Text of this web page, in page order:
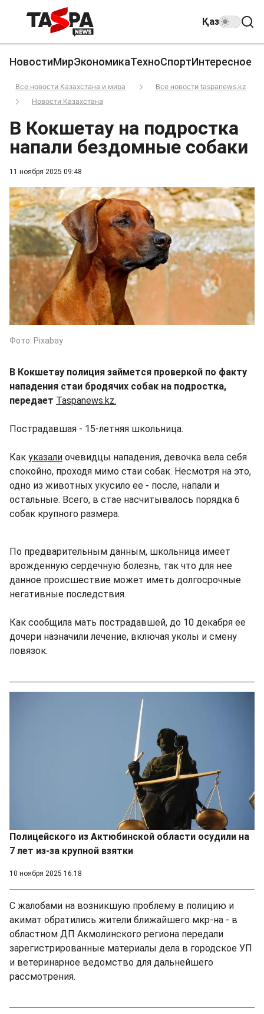
Қаз
НовостиМирЭкономикаТехноСпортИнтересное
Все новости Казахстана и мира
Все новости taspanews.kz
Новости Казахстана
11 ноября 2025 09:48
В Кокшетау на подростка
напали бездомные собаки
Фото: Pixabay
В Кокшетау полиция займется проверкой по факту
нападения стаи бродячих собак на подростка,
передает Taspanews.kz.
Пострадавшая - 15-летняя школьница.
Как указали очевидцы нападения, девочка вела себя
спокойно, проходя мимо стаи собак. Несмотря на это,
одно из животных укусило ее - после, напали и
остальные. Всего, в стае насчитывалось порядка 6
собак крупного размера.
По предварительным данным, школьница имеет
врожденную сердечную болезнь, так что для нее
данное происшествие может иметь долгосрочные
негативные последствия.
Как сообщила мать пострадавшей, до 10 декабря ее
дочери назначили лечение, включая уколы и смену
повязок.
Полицейского из Актюбинской области осудили на
7 лет из-за крупной взятки
10 ноября 2025 16:18
С жалобами на возникшую проблему в полицию и
акимат обратились жители ближайшего мкр-на - в
областном ДП Акмолинского региона передали
зарегистрированные материалы дела в городское УП
и ветеринарное ведомство для дальнейшего
рассмотрения.